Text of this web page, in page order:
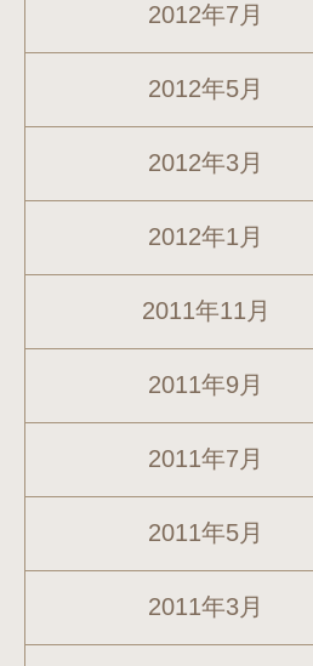
2012年7月
2012年5月
2012年3月
2012年1月
2011年11月
2011年9月
2011年7月
2011年5月
2011年3月